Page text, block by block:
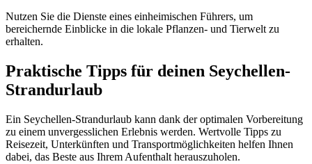
Nutzen Sie die Dienste eines einheimischen Führers, um
bereichernde Einblicke in die lokale Pflanzen- und Tierwelt zu
erhalten.
Praktische Tipps für deinen Seychellen-
Strandurlaub
Ein Seychellen-Strandurlaub kann dank der optimalen Vorbereitung
zu einem unvergesslichen Erlebnis werden. Wertvolle Tipps zu
Reisezeit, Unterkünften und Transportmöglichkeiten helfen Ihnen
dabei, das Beste aus Ihrem Aufenthalt herauszuholen.